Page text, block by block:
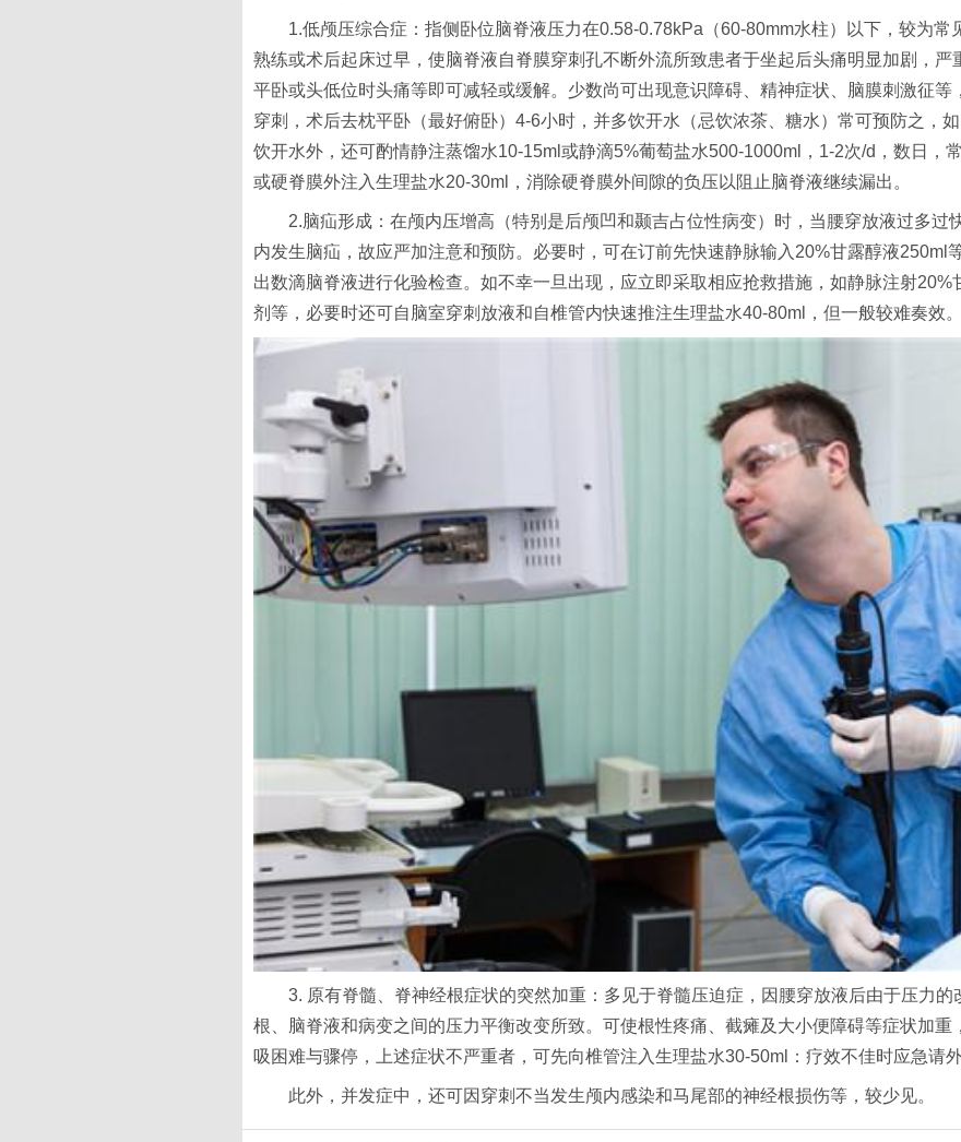
1.低颅压综合症：指侧卧位脑脊液压力在0.58-0.78kPa（60-80mm水柱）以下，较为常
熟练或术后起床过早，使脑脊液自脊膜穿刺孔不断外流所致患者于坐起后头痛明显加剧，严
平卧或头低位时头痛等即可减轻或缓解。少数尚可出现意识障碍、精神症状、脑膜刺激征
穿刺，术后去枕平卧（最好俯卧）4-6小时，并多饮开水（忌饮浓茶、糖水）常可预防之，
饮开水外，还可酌情静注蒸馏水10-15ml或静滴5%葡萄盐水500-1000ml，1-2次/d，数日，
或硬脊膜外注入生理盐水20-30ml，消除硬脊膜外间隙的负压以阻止脑脊液继续漏出。
2.脑疝形成：在颅内压增高（特别是后颅凹和颞吉占位性病变）时，当腰穿放液过多过
内发生脑疝，故应严加注意和预防。必要时，可在订前先快速静脉输入20%甘露醇液250ml
出数滴脑脊液进行化验检查。如不幸一旦出现，应立即采取相应抢救措施，如静脉注射
剂等，必要时还可自脑室穿刺放液和自椎管内快速推注生理盐水40-80ml，但一般较难奏效。
3. 原有脊髓、脊神经根症状的突然加重：多见于脊髓压迫症，因腰穿放液后由于压力
根、脑脊液和病变之间的压力平衡改变所致。可使根性疼痛、截瘫及大小便障碍等症状加
吸困难与骤停，上述症状不严重者，可先向椎管注入生理盐水30-50ml：疗效不佳时应急请
此外，并发症中，还可因穿刺不当发生颅内感染和马尾部的神经根损伤等，较少见。